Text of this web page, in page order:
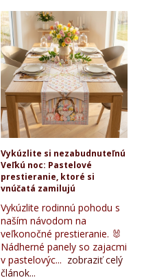
Vykúzlite si nezabudnuteľnú
Veľkú noc: Pastelové
prestieranie, ktoré si
vnúčatá zamilujú
Vykúzlite rodinnú pohodu s
naším návodom na
veľkonočné prestieranie. 🐰
Nádherné panely so zajacmi
v pastelovýc... zobraziť celý
článok...